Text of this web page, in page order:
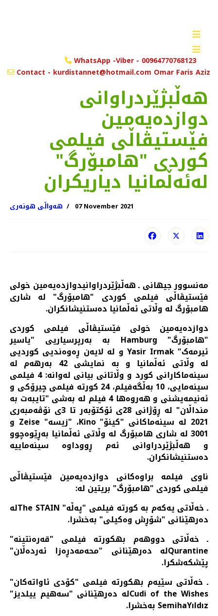
≡
≡
WhatsApp -Viber - 00964770768123
Contact - kurdistannet@hotmail.com Omar Faris Aziz
هه‌ڵبژێردراوانی
دوازدەیەمین
فێستیڤاڵی فیلمی
کوردی "هامبۆرگ"
لەئەڵمانیا دیاریکران
هەواڵی هونەری 07 November 2021
مەنسوور جیهانی ـ هه‌ڵبژێردراوانیدوازدەیەمین خولی
فێستیڤاڵی فیلمی کوردی "هامبۆرگ" لە شاری
هامبۆرگ لە وڵاتی ئەڵمانیا ده‌ستنیشانکران.
دوازدەیەمین خولی فێستیڤاڵی فیلمی کوردی
"هامبۆرگ" Hamburg بە بەرپرسیاریی "یاسیر
ئیرمەک" Yasir Irmak و لە لایەن ڕەوەندیی کوردیی
لە وڵاتی ئەڵمانیا و بە نمایشی 42 بەرهەم لە
سینەماکارانی کورد و وڵاتانی بیانی لەوانە: 4 فیلمی
سینەمایی، 10 بەڵگەفیلم، 24 کورتە فیلمی چیرۆکی و
ئەنیمەیشنی و هەروەها 4 فیلم لە بەشی "تایبەت بە
منداڵان" لە ڕۆژانی 28ی ئۆکتۆبەر تا 3ی نۆڤەمبەری
2021 لە سینەماکانی "کینۆ" Kino، "زیسە" Zeise و
3001 لە شاری هامبۆرگ لە وڵاتی ئەڵمانیا بەڕێوەچوو
و هه‌ڵبژێردراوانی ئه‌م ڕووداوه سینه‌ماییه
ده‌ستنیشانکران.
ناوی فیلمه ‌براوه‌کانی دوازدەیەمین فێستیڤاڵی
فیلمی کوردی "هامبۆرگ" بریتین له:
ـ خه‌ڵاتی یه‌که‌م به کورتە فیلمی "پەڵە" The STAINلە
دەرهێنانی "شۆڕش وەکیلی" به‌خشرا.
ـ خه‌ڵاتی دووهه‌م بهکورتە فیلمی "قەرەنتینە"
Qurantineلە دەرهێنانی "محەمەدڕەزا ئەردەڵان"
پێشکه‌شکرا.
ـ خه‌ڵاتی سێیه‌م بهکورتە فیلمی "کۆدی ئاواتەکان"
Cudi of the Wishesلە دەرهێنانی "سەهیم ییلدیز"
SemihaYıldız به‌خشرا.